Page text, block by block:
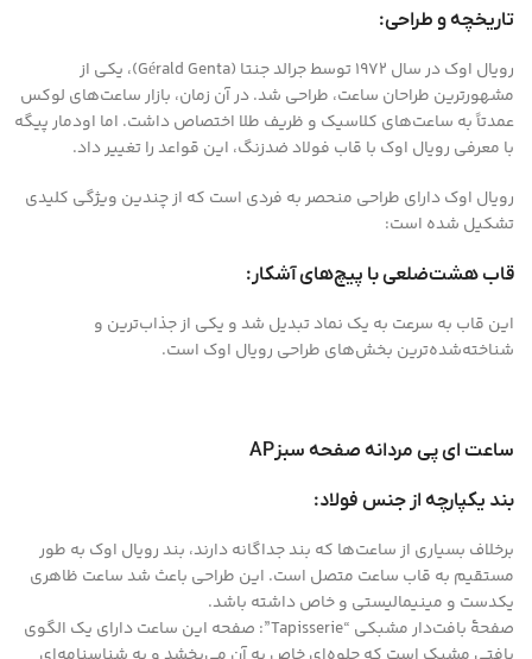
تاریخچه و طراحی:
رویال اوک در سال 1972 توسط جرالد جنتا (Gérald Genta)، یکی از
مشهورترین طراحان ساعت، طراحی شد. در آن زمان، بازار ساعت‌های لوکس
عمدتاً به ساعت‌های کلاسیک و ظریف طلا اختصاص داشت. اما اودمار پیگه
با معرفی رویال اوک با قاب فولاد ضدزنگ، این قواعد را تغییر داد.
رویال اوک دارای طراحی منحصر به فردی است که از چندین ویژگی کلیدی
تشکیل شده است:
قاب هشت‌ضلعی با پیچ‌های آشکار:
این قاب به سرعت به یک نماد تبدیل شد و یکی از جذاب‌ترین و
شناخته‌شده‌ترین بخش‌های طراحی رویال اوک است.
ساعت ای پی مردانه صفحه سبزAP
بند یکپارچه از جنس فولاد:
برخلاف بسیاری از ساعت‌ها که بند جداگانه دارند، بند رویال اوک به طور
مستقیم به قاب ساعت متصل است. این طراحی باعث شد ساعت ظاهری
یکدست و مینیمالیستی و خاص داشته باشد.
صفحهٔ بافت‌دار مشبکی “Tapisserie”: صفحه این ساعت دارای یک الگوی